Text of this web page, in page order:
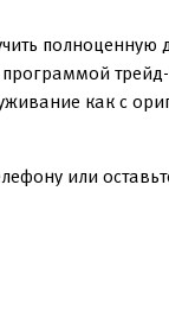
программой
как с
или